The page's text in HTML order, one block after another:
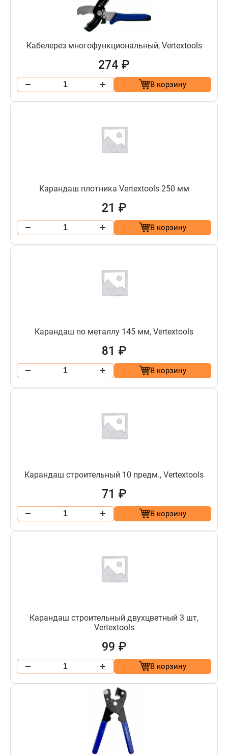
Кабелерез многофункциональный, Vertextools
274 ₽
В корзину
Карандаш плотника Vertextools 250 мм
21 ₽
В корзину
Карандаш по металлу 145 мм, Vertextools
81 ₽
В корзину
Карандаш строительный 10 предм., Vertextools
71 ₽
В корзину
Карандаш строительный двухцветный 3 шт,
Vertextools
99 ₽
В корзину